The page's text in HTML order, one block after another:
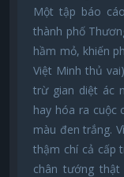
Một tập báo
thành phố
hầm mỏ, khiến
Việt Minh thủ
trừ gian diệt ác
hay hóa ra cuộc
màu đen trắng.
thậm chí cả cấp
chân tướng